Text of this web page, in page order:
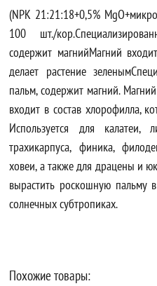
(NPK 21:21:18+0,5%
100 шт./
содержит магнийМагний
делает растение
пальм, содержит магний.
входит в состав хлорофилла,
Используется для калатеи,
трахикарпуса, финика,
ховеи, а также для драцены и
вырастить роскошную
солнечных субтропиках.
Похожие товары: